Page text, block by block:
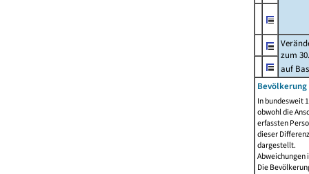
zum
auf
Bevölkerung
In bundesweit
obwohl die
erfassten
dieser
dargestellt.
Abweichungen
Die